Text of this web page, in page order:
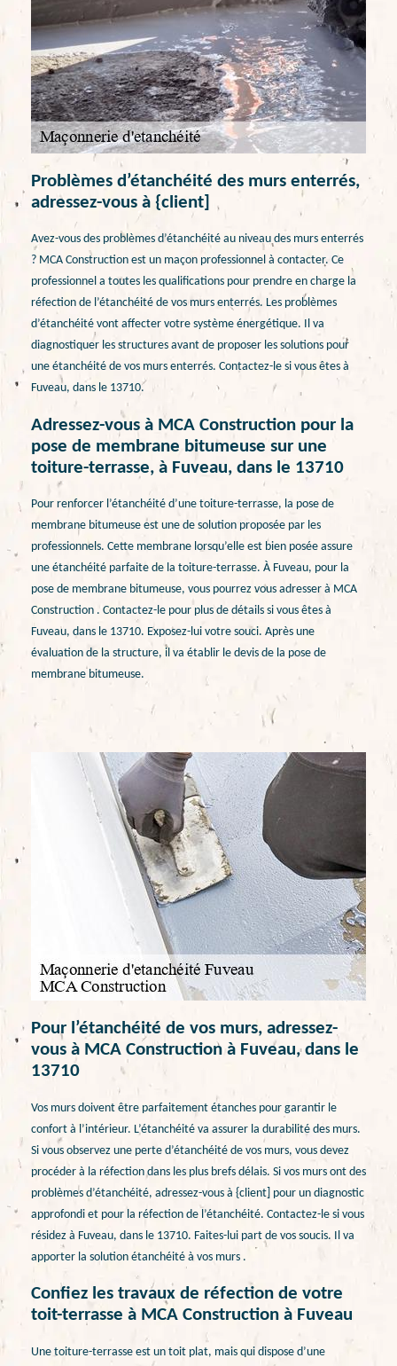
Problèmes d’étanchéité des murs enterrés,
adressez-vous à {client]
Avez-vous des problèmes d’étanchéité au niveau des murs enterrés
? MCA Construction est un maçon professionnel à contacter. Ce
professionnel a toutes les qualifications pour prendre en charge la
réfection de l’étanchéité de vos murs enterrés. Les problèmes
d’étanchéité vont affecter votre système énergétique. Il va
diagnostiquer les structures avant de proposer les solutions pour
une étanchéité de vos murs enterrés. Contactez-le si vous êtes à
Fuveau, dans le 13710.
Adressez-vous à MCA Construction pour la
pose de membrane bitumeuse sur une
toiture-terrasse, à Fuveau, dans le 13710
Pour renforcer l’étanchéité d’une toiture-terrasse, la pose de
membrane bitumeuse est une de solution proposée par les
professionnels. Cette membrane lorsqu’elle est bien posée assure
une étanchéité parfaite de la toiture-terrasse. À Fuveau, pour la
pose de membrane bitumeuse, vous pourrez vous adresser à MCA
Construction . Contactez-le pour plus de détails si vous êtes à
Fuveau, dans le 13710. Exposez-lui votre souci. Après une
évaluation de la structure, il va établir le devis de la pose de
membrane bitumeuse.
Pour l’étanchéité de vos murs, adressez-
vous à MCA Construction à Fuveau, dans le
13710
Vos murs doivent être parfaitement étanches pour garantir le
confort à l’intérieur. L’étanchéité va assurer la durabilité des murs.
Si vous observez une perte d’étanchéité de vos murs, vous devez
procéder à la réfection dans les plus brefs délais. Si vos murs ont des
problèmes d’étanchéité, adressez-vous à {client] pour un diagnostic
approfondi et pour la réfection de l’étanchéité. Contactez-le si vous
résidez à Fuveau, dans le 13710. Faites-lui part de vos soucis. Il va
apporter la solution étanchéité à vos murs .
Confiez les travaux de réfection de votre
toit-terrasse à MCA Construction à Fuveau
Une toiture-terrasse est un toit plat, mais qui dispose d’une